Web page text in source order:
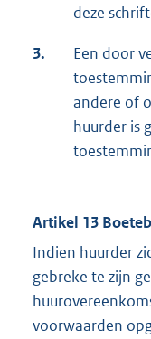
deze
3.
Een door
andere of
huurder is
Artikel 13
Indien huurder
gebreke te zijn
voorwaarden